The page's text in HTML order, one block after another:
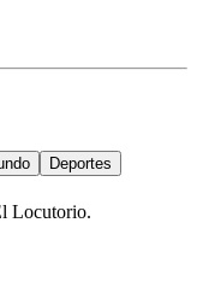
Deportes
Locutorio.